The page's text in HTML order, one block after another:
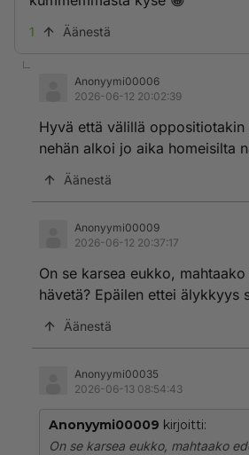
1 Äänestä
Anonyymi00006
2026-06-12 20:02:39
Hyvä että välillä oppositiotakin
nehän alkoi jo aika homeisilta
Äänestä
Anonyymi00009
2026-06-12 20:37:17
On se karsea eukko,
hävetä? Epäilen ettei älykkyys
Äänestä
Anonyymi00035
2026-06-13 08:54:43
Anonyymi00009 kirjoitti:
On se karsea eukko, mahtaako